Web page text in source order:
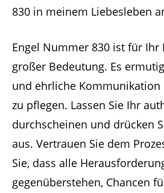
830 in meinem Liebesleben
Engel Nummer 830 ist für Ihr
großer Bedeutung. Es
und ehrliche Kommunikation
zu pflegen. Lassen Sie Ihr
durchscheinen und drücken
aus. Vertrauen Sie dem
Sie, dass alle
gegenüberstehen, Chancen